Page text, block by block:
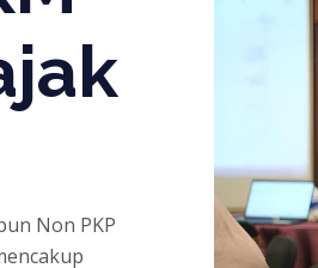
Non PKP